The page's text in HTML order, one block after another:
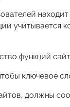
учитывается
функций
ключевое
должны